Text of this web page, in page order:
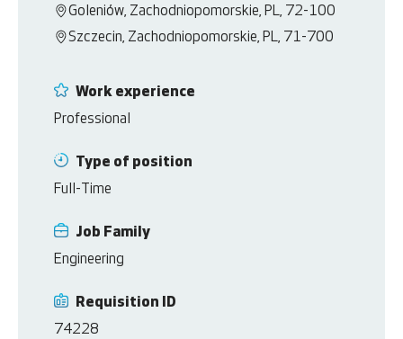
Requisition ID
74228
Goleniów, Zachodniopomorskie, PL, 72-100
Szczecin, Zachodniopomorskie, PL, 71-700
Work experience
Professional
Type of position
Full-Time
Job Family
Engineering